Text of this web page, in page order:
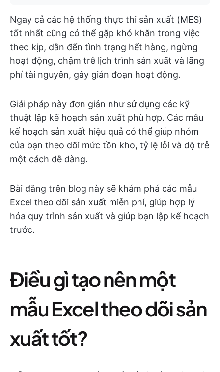
Ngay cả các hệ thống thực thi sản xuất (MES)
tốt nhất cũng có thể gặp khó khăn trong việc
theo kịp, dẫn đến tình trạng hết hàng, ngừng
hoạt động, chậm trễ lịch trình sản xuất và lãng
phí tài nguyên, gây gián đoạn hoạt động.
Giải pháp này đơn giản như sử dụng các kỹ
thuật lập kế hoạch sản xuất phù hợp. Các mẫu
kế hoạch sản xuất hiệu quả có thể giúp nhóm
của bạn theo dõi mức tồn kho, tỷ lệ lỗi và độ trễ
một cách dễ dàng.
Bài đăng trên blog này sẽ khám phá các mẫu
Excel theo dõi sản xuất miễn phí, giúp hợp lý
hóa quy trình sản xuất và giúp bạn lập kế hoạch
trước.
Điều gì tạo nên một
mẫu Excel theo dõi sản
xuất tốt?